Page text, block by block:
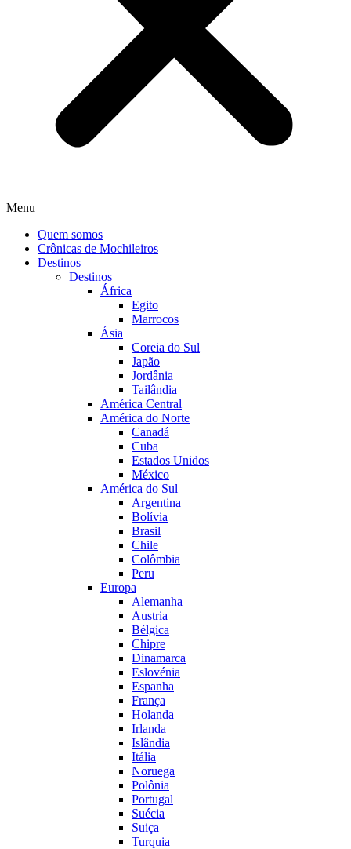
Menu
Quem somos
Crônicas de Mochileiros
Destinos
Destinos
África
Egito
Marrocos
Ásia
Coreia do Sul
Japão
Jordânia
Tailândia
América Central
América do Norte
Canadá
Cuba
Estados Unidos
México
América do Sul
Argentina
Bolívia
Brasil
Chile
Colômbia
Peru
Europa
Alemanha
Austria
Bélgica
Chipre
Dinamarca
Eslovénia
Espanha
França
Holanda
Irlanda
Islândia
Itália
Noruega
Polônia
Portugal
Suécia
Suiça
Turquia